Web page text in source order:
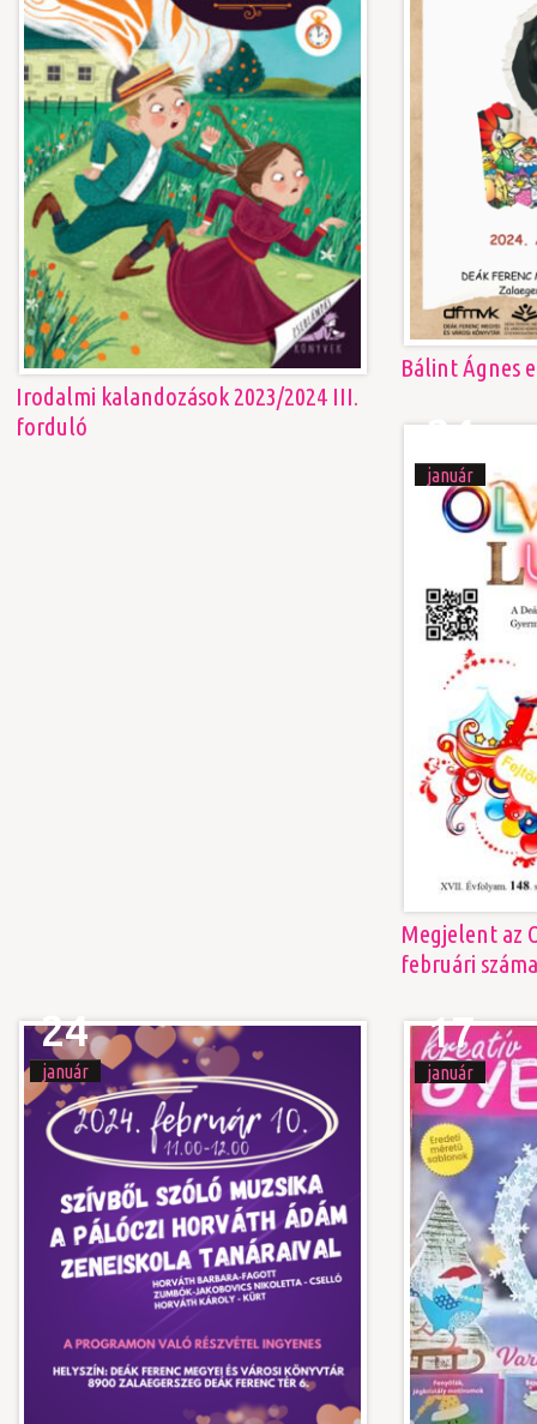
Irodalmi kalandozások 2023/2024 III.
forduló
Bálint Ágnes
24
január
Megjelent az
februári
24
január
17
január